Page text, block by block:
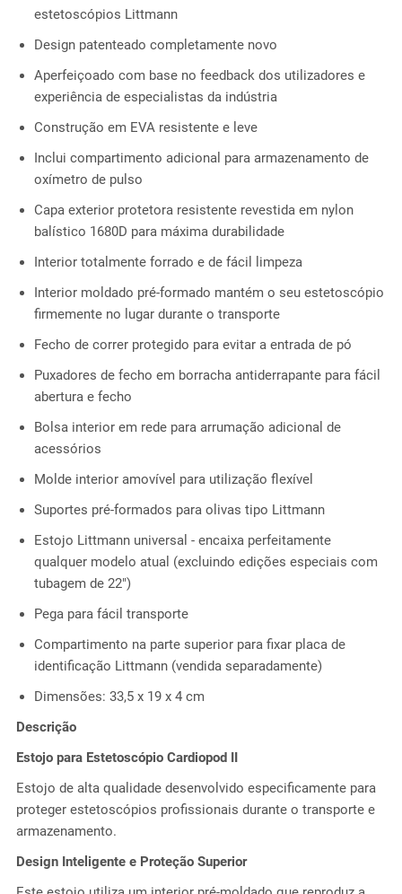
estetoscópios Littmann
Design patenteado completamente novo
Aperfeiçoado com base no feedback dos utilizadores e
experiência de especialistas da indústria
Construção em EVA resistente e leve
Inclui compartimento adicional para armazenamento de
oxímetro de pulso
Capa exterior protetora resistente revestida em nylon
balístico 1680D para máxima durabilidade
Interior totalmente forrado e de fácil limpeza
Interior moldado pré-formado mantém o seu estetoscópio
firmemente no lugar durante o transporte
Fecho de correr protegido para evitar a entrada de pó
Puxadores de fecho em borracha antiderrapante para fácil
abertura e fecho
Bolsa interior em rede para arrumação adicional de
acessórios
Molde interior amovível para utilização flexível
Suportes pré-formados para olivas tipo Littmann
Estojo Littmann universal - encaixa perfeitamente
qualquer modelo atual (excluindo edições especiais com
tubagem de 22")
Pega para fácil transporte
Compartimento na parte superior para fixar placa de
identificação Littmann (vendida separadamente)
Dimensões: 33,5 x 19 x 4 cm
Descrição
Estojo para Estetoscópio Cardiopod II
Estojo de alta qualidade desenvolvido especificamente para
proteger estetoscópios profissionais durante o transporte e
armazenamento.
Design Inteligente e Proteção Superior